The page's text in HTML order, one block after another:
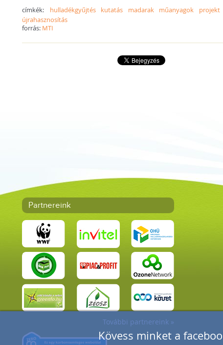
Kövess minket a
címkék: hulladékgyűjtés kutatás madarak műanyagok projekt
újrahasznosítás
forrás: MTI
Partnereink
További partnereink »